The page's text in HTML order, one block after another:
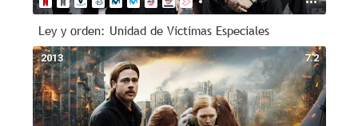
Ley y orden: Unidad de Víctimas Especiales
7.2
2013